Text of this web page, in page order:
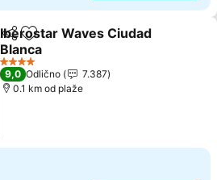
Deli Dodati u favorite
Iberostar Waves Ciudad
Blanca
4 Zvezdice
9,0 Odlično
7.387
0.1 km od plaže